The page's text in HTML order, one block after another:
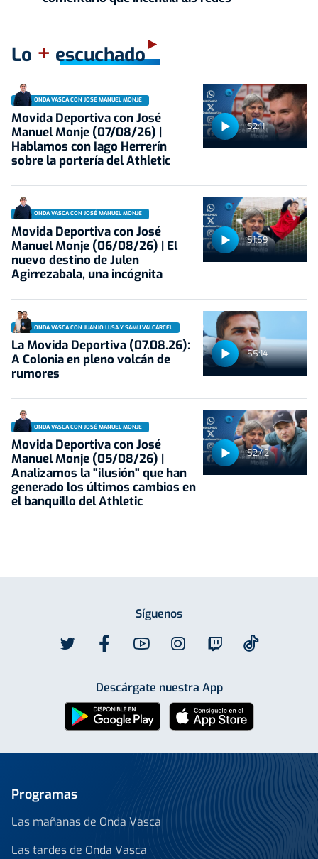
Lo + escuchado
52:11
ONDA VASCA CON JOSÉ MANUEL MONJE
Movida Deportiva con José
Manuel Monje (07/08/26) |
Hablamos con Iago Herrerín
sobre la portería del Athletic
51:59
ONDA VASCA CON JOSÉ MANUEL MONJE
Movida Deportiva con José
Manuel Monje (06/08/26) | El
nuevo destino de Julen
Agirrezabala, una incógnita
55:14
ONDA VASCA CON JUANJO LUSA Y SAMU VALCÁRCEL
La Movida Deportiva (07.08.26):
A Colonia en pleno volcán de
rumores
52:42
ONDA VASCA CON JOSÉ MANUEL MONJE
Movida Deportiva con José
Manuel Monje (05/08/26) |
Analizamos la "ilusión" que han
generado los últimos cambios en
el banquillo del Athletic
Síguenos
Descárgate nuestra App
Programas
Las mañanas de Onda Vasca
Las tardes de Onda Vasca